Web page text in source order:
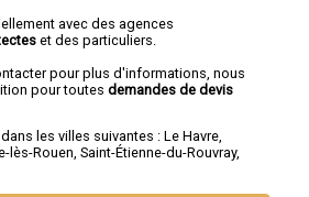
avec des agences
et des particuliers.
pour plus d'informations, nous
pour toutes demandes de devis
les villes suivantes : Le Havre,
lès-Rouen, Saint-Étienne-du-Rouvray,